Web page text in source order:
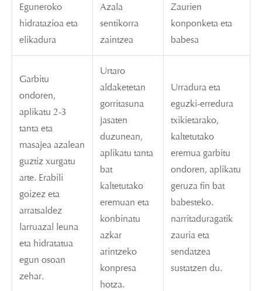
Eguneroko
hidratazioa eta
elikadura
Azala
sentikorra
zaintzea
Zaurien
konponketa eta
babesa
Garbitu
ondoren,
aplikatu 2-3
tanta eta
masajea azalean
guztiz xurgatu
arte. Erabili
goizez eta
arratsaldez
larruazal leuna
eta hidratatua
egun osoan
zehar.
Urtaro
aldaketetan
gorritasuna
jasaten
duzunean,
aplikatu tanta
bat
kaltetutako
eremuan eta
konbinatu
azkar
arintzeko
konpresa
hotza.
Urradura eta
eguzki-erredura
txikietarako,
kaltetutako
eremua garbitu
ondoren, aplikatu
geruza fin bat
babesteko.
narritaduragatik
zauria eta
sendatzea
sustatzen du.